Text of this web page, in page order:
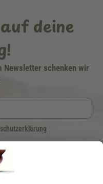
deine
Newsletter schenken wir
über Hundefutter und -zubehör per
ich jederzeit unter "Abmelden"